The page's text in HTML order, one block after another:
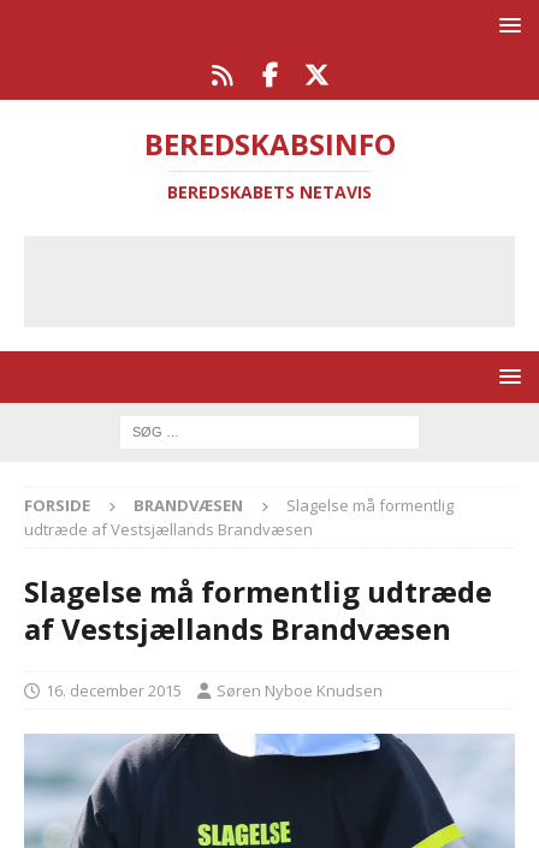
BEREDSKABSINFO
BEREDSKABETS NETAVIS
FORSIDE BRANDVÆSEN
Slagelse må formentlig
udtræde af Vestsjællands Brandvæsen
Slagelse må formentlig udtræde
af Vestsjællands Brandvæsen
16. december 2015 Søren Nyboe Knudsen